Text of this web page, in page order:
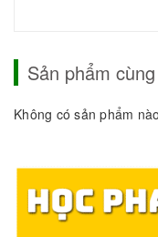
Sản phẩm
Không có sản phẩm